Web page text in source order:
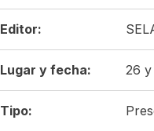
Editor:
Lugar y fecha: 26 y
Tipo: